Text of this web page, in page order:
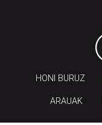
HONI BURUZ
ARAUAK